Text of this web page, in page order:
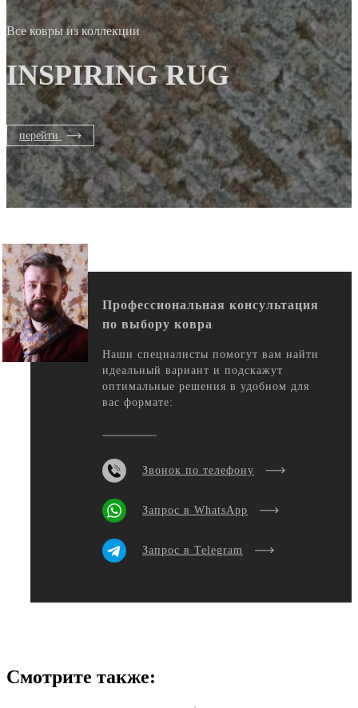
Все ковры из коллекции
INSPIRING RUG
перейти
Профессиональная консультация
по выбору ковра
Наши специалисты помогут вам найти
идеальный вариант и подскажут
оптимальные решения в удобном для
вас формате:
Звонок по телефону
Запрос в WhatsApp
Запрос в Telegram
Смотрите также: